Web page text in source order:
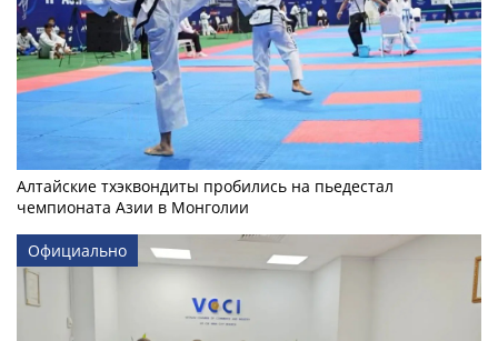
Алтайские тхэквондиты пробились на пьедестал
чемпионата Азии в Монголии
Официально